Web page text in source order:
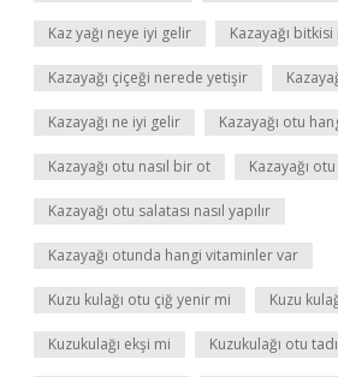
Kaz yağı neye iyi gelir Kazayağı bitkisi
Kazayağı çiçeği nerede yetişir
Kazayağı ne iyi gelir Kazayağı otu
Kazayağı otu nasıl bir ot Kazayağı
Kazayağı otu salatası nasıl yapılır
Kazayağı otunda hangi vitaminler var
Kuzu kulağı otu çiğ yenir mi Kuzu
Kuzukulağı ekşi mi Kuzukulağı otu